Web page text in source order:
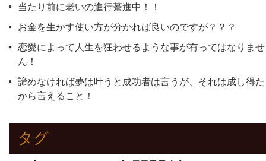
当たり前に老いの進行驀進中！！
お金を生かす使い方が分かれば良いのですが？？？
恋愛によって人生を狂わせるような事が有ってはなりませ
ん！
諦めなければ夢は叶うと成功者は言うが、それは成し得た
から言えること！
タグ